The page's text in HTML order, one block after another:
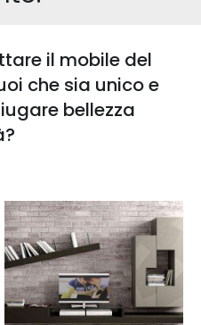
il mobile del
che sia unico e
bellezza